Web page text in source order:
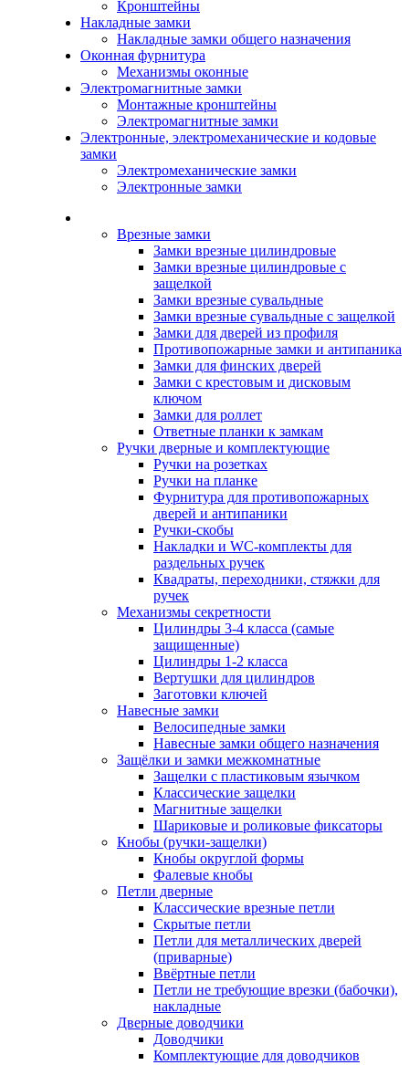
Кронштейны
Накладные замки
Накладные замки общего назначения
Оконная фурнитура
Механизмы оконные
Электромагнитные замки
Монтажные кронштейны
Электромагнитные замки
Электронные, электромеханические и кодовые
замки
Электромеханические замки
Электронные замки
Врезные замки
Замки врезные цилиндровые
Замки врезные цилиндровые с
защелкой
Замки врезные сувальдные
Замки врезные сувальдные с защелкой
Замки для дверей из профиля
Противопожарные замки и антипаника
Замки для финских дверей
Замки с крестовым и дисковым
ключом
Замки для роллет
Ответные планки к замкам
Ручки дверные и комплектующие
Ручки на розетках
Ручки на планке
Фурнитура для противопожарных
дверей и антипаники
Ручки-скобы
Накладки и WC-комплекты для
раздельных ручек
Квадраты, переходники, стяжки для
ручек
Механизмы секретности
Цилиндры 3-4 класса (самые
защищенные)
Цилиндры 1-2 класса
Вертушки для цилиндров
Заготовки ключей
Навесные замки
Велосипедные замки
Навесные замки общего назначения
Защёлки и замки межкомнатные
Защелки с пластиковым язычком
Классические защелки
Магнитные защелки
Шариковые и роликовые фиксаторы
Кнобы (ручки-защелки)
Кнобы округлой формы
Фалевые кнобы
Петли дверные
Классические врезные петли
Скрытые петли
Петли для металлических дверей
(приварные)
Ввёртные петли
Петли не требующие врезки (бабочки),
накладные
Дверные доводчики
Доводчики
Комплектующие для доводчиков